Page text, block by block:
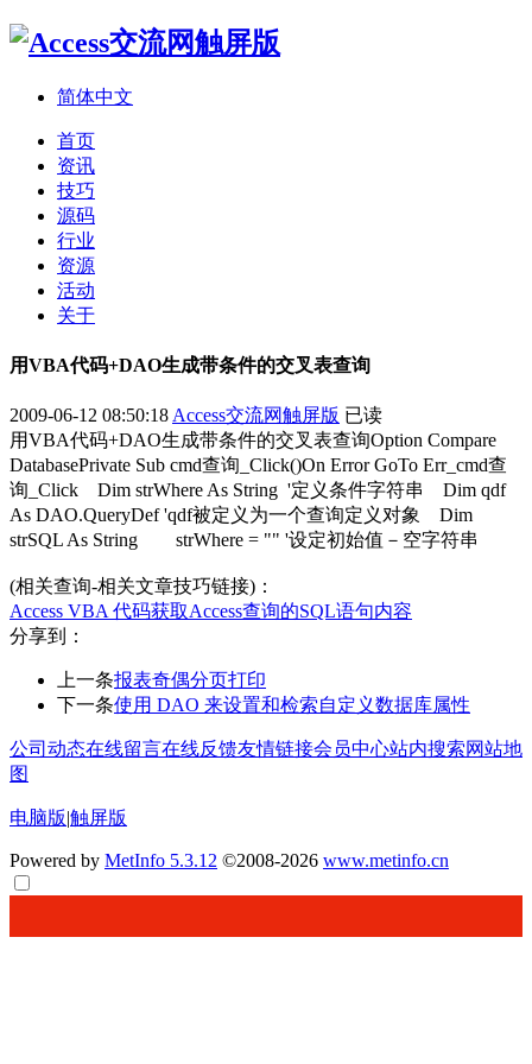
简体中文
首页
资讯
技巧
源码
行业
资源
活动
关于
用VBA代码+DAO生成带条件的交叉表查询
2009-06-12 08:50:18 Access交流网触屏版 已读
用VBA代码+DAO生成带条件的交叉表查询Option Compare
DatabasePrivate Sub cmd查询_Click()On Error GoTo Err_cmd查
询_Click Dim strWhere As String '定义条件字符串 Dim qdf
As DAO.QueryDef 'qdf被定义为一个查询定义对象 Dim
strSQL As String strWhere = "" '设定初始值－空字符串
(相关查询-相关文章技巧链接)：
Access VBA 代码获取Access查询的SQL语句内容
分享到：
上一条报表奇偶分页打印
下一条使用 DAO 来设置和检索自定义数据库属性
公司动态在线留言在线反馈友情链接会员中心站内搜索网站地
图
电脑版|触屏版
Powered by MetInfo 5.3.12 ©2008-2026 www.metinfo.cn